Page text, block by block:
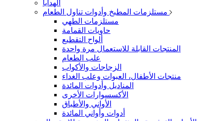
الهدايا
مستلزمات الطهي
حاويات القمامة
ألواح التقطيع
المنتجات القابلة للاستعمال مرة واحدة
علب الطعام
الزجاجات والأكواب
منتجات الأطفال، العبوات وعلب الغداء
المناديل وأدوات المائدة
الأكسسوارات الأخرى
الأواني والأطباق
أدوات وأواني المائدة